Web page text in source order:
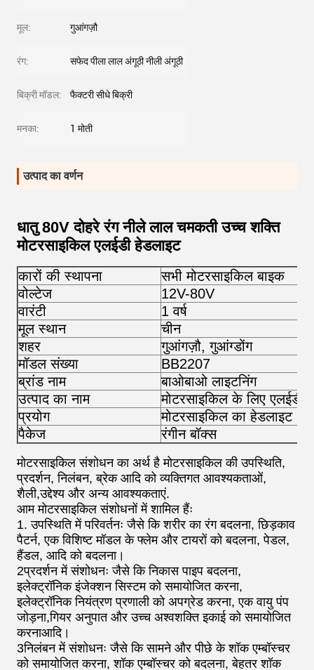
मूल: गुआंगज़ौ
रंग: सफेद पीला लाल अंगूठी नीली अंगूठी
बिक्री मॉडल: फैक्टरी सीधे बिक्री
मनका: 1 मोती
उत्पाद का वर्णन
धातु 80V दोहरे रंग नीले लाल चमकती उच्च शक्ति
मोटरसाइकिल एलईडी हेडलाइट
कारों की स्थापना
सभी मोटरसाइकिल बाइक
वोल्टेज
12V-80V
वारंटी
1 वर्ष
मूल स्थान
चीन
शहर
गुआंगज़ौ, गुआंग्डोंग
मॉडल संख्या
BB2207
ब्रांड नाम
बाओबाओ लाइटनिंग
उत्पाद का नाम
मोटरसाइकिल के लिए एलईडी
प्रयोग
मोटरसाइकिल का हेडलाइट
पैकेज
रंगीन बॉक्स
मोटरसाइकिल संशोधन का अर्थ है मोटरसाइकिल की उपस्थिति,
प्रदर्शन, निलंबन, ब्रेक आदि को व्यक्तिगत आवश्यकताओं,
शैली,उद्देश्य और अन्य आवश्यकताएं.
आम मोटरसाइकिल संशोधनों में शामिल हैंः
1. उपस्थिति में परिवर्तनः जैसे कि शरीर का रंग बदलना, छिड़काव
पैटर्न, एक विशिष्ट मॉडल के फ्लेम और टायरों को बदलना, पेडल,
हैंडल, आदि को बदलना।
2प्रदर्शन में संशोधनः जैसे कि निकास पाइप बदलना,
इलेक्ट्रॉनिक इंजेक्शन सिस्टम को समायोजित करना,
इलेक्ट्रॉनिक नियंत्रण प्रणाली को अपग्रेड करना, एक वायु पंप
जोड़ना,गियर अनुपात और उच्च अश्वशक्ति इकाई को समायोजित
करनाआदि।
3निलंबन में संशोधनः जैसे कि सामने और पीछे के शॉक एम्बॉस्चर
को समायोजित करना, शॉक एम्बॉस्चर को बदलना, बेहतर शॉक